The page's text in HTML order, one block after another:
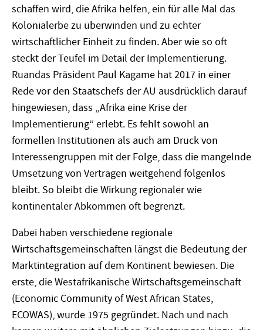
schaffen wird, die Afrika helfen, ein für alle Mal das
Kolonialerbe zu überwinden und zu echter
wirtschaftlicher Einheit zu finden. Aber wie so oft
steckt der Teufel im Detail der Implementierung.
Ruandas Präsident Paul Kagame hat 2017 in einer
Rede vor den Staatschefs der AU ausdrücklich darauf
hingewiesen, dass „Afrika eine Krise der
Implementierung“ erlebt. Es fehlt sowohl an
formellen In­stitutionen als auch am Druck von
Interessengruppen mit der Folge, dass die mangelnde
Umsetzung von Verträgen weitgehend folgenlos
bleibt. So bleibt die Wirkung regionaler wie
kontinentaler Abkommen oft begrenzt.
Dabei haben verschiedene regionale
Wirtschaftsgemeinschaften längst die Bedeutung der
Marktintegration auf dem Kontinent bewiesen. Die
erste, die Westafrikanische Wirtschaftsgemeinschaft
(Economic Community of West African States,
ECOWAS), wurde 1975 gegründet. Nach und nach